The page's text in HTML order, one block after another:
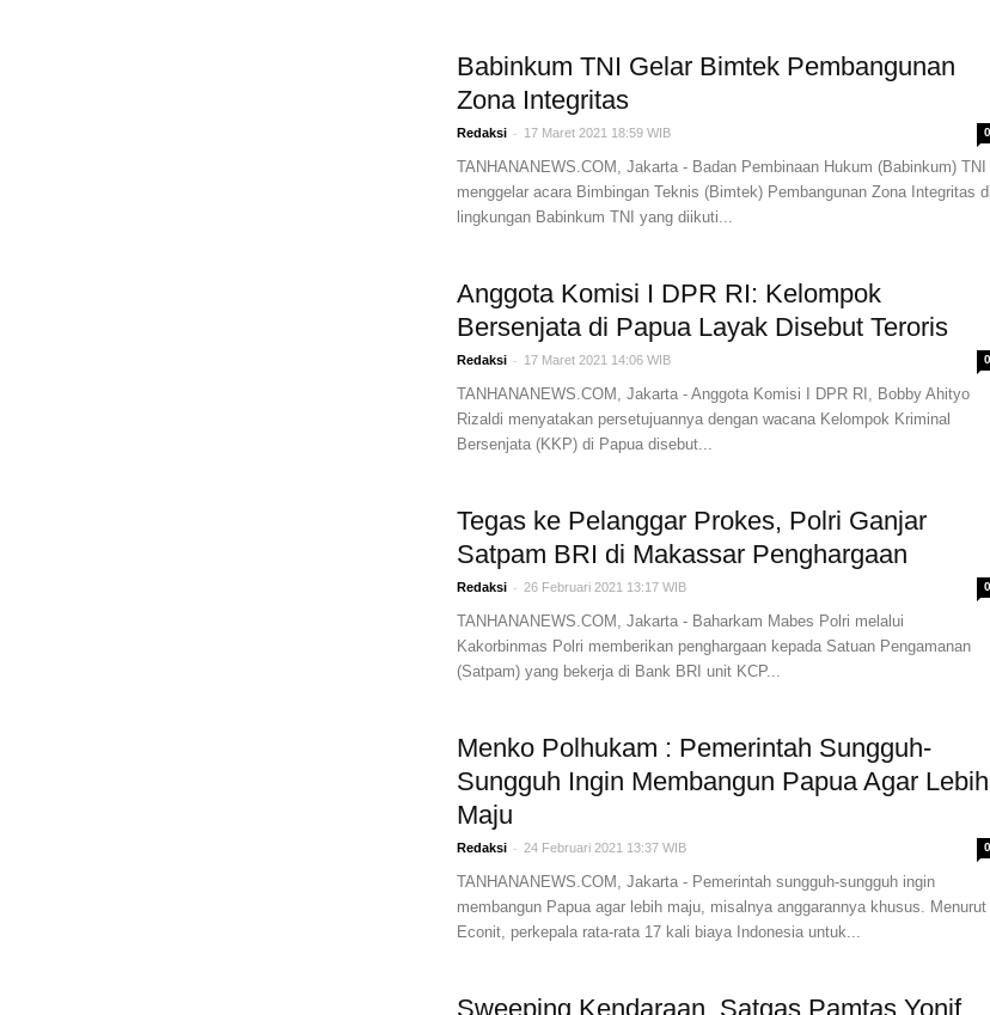
Babinkum TNI Gelar Bimtek Pembangunan
Zona Integritas
Redaksi - 17 Maret 2021 18:59 WIB 0
TANHANANEWS.COM, Jakarta - Badan Pembinaan Hukum (Babinkum) TNI
menggelar acara Bimbingan Teknis (Bimtek) Pembangunan Zona Integritas di
lingkungan Babinkum TNI yang diikuti...
Anggota Komisi I DPR RI: Kelompok
Bersenjata di Papua Layak Disebut Teroris
Redaksi - 17 Maret 2021 14:06 WIB 0
TANHANANEWS.COM, Jakarta - Anggota Komisi I DPR RI, Bobby Ahityo
Rizaldi menyatakan persetujuannya dengan wacana Kelompok Kriminal
Bersenjata (KKP) di Papua disebut...
Tegas ke Pelanggar Prokes, Polri Ganjar
Satpam BRI di Makassar Penghargaan
Redaksi - 26 Februari 2021 13:17 WIB 0
TANHANANEWS.COM, Jakarta - Baharkam Mabes Polri melalui
Kakorbinmas Polri memberikan penghargaan kepada Satuan Pengamanan
(Satpam) yang bekerja di Bank BRI unit KCP...
Menko Polhukam : Pemerintah Sungguh-
Sungguh Ingin Membangun Papua Agar Lebih
Maju
Redaksi - 24 Februari 2021 13:37 WIB 0
TANHANANEWS.COM, Jakarta - Pemerintah sungguh-sungguh ingin
membangun Papua agar lebih maju, misalnya anggarannya khusus. Menurut
Econit, perkepala rata-rata 17 kali biaya Indonesia untuk...
Sweeping Kendaraan, Satgas Pamtas Yonif